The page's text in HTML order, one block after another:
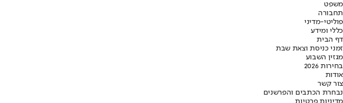
משפט
תחבורה
פוליטי-מדיני
כללי ומידע
דף הבית
זמני כניסת וצאת שבת
מגזין השבוע
בחירות 2026
אודות
צור קשר
נבחרת הכתבים והפרשנים